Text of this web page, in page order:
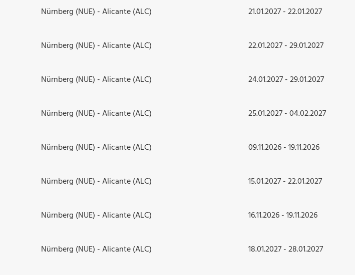
Nürnberg (NUE) - Alicante (ALC) 21.01.2027 - 22.01.2027
Nürnberg (NUE) - Alicante (ALC) 22.01.2027 - 29.01.2027
Nürnberg (NUE) - Alicante (ALC) 24.01.2027 - 29.01.2027
Nürnberg (NUE) - Alicante (ALC) 25.01.2027 - 04.02.2027
Nürnberg (NUE) - Alicante (ALC) 09.11.2026 - 19.11.2026
Nürnberg (NUE) - Alicante (ALC) 15.01.2027 - 22.01.2027
Nürnberg (NUE) - Alicante (ALC) 16.11.2026 - 19.11.2026
Nürnberg (NUE) - Alicante (ALC) 18.01.2027 - 28.01.2027